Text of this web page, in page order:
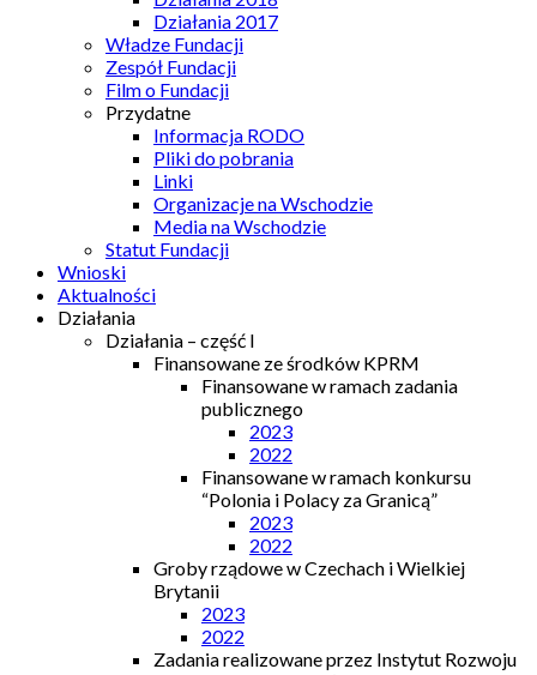
Działania 2017
Władze Fundacji
Zespół Fundacji
Film o Fundacji
Przydatne
Informacja RODO
Pliki do pobrania
Linki
Organizacje na Wschodzie
Media na Wschodzie
Statut Fundacji
Wnioski
Aktualności
Działania
Działania – część I
Finansowane ze środków KPRM
Finansowane w ramach zadania
publicznego
2023
2022
Finansowane w ramach konkursu
“Polonia i Polacy za Granicą”
2023
2022
Groby rządowe w Czechach i Wielkiej
Brytanii
2023
2022
Zadania realizowane przez Instytut Rozwoju